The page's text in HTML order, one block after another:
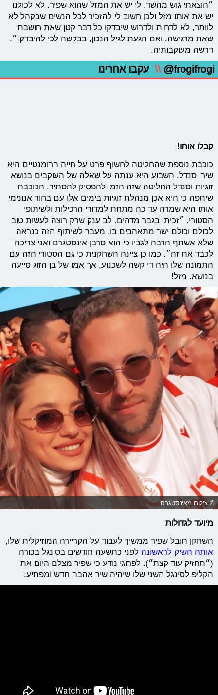
״הוצאתי גוש מהשד. לי יש את המזל שהוא שפיר. לא לכולנו
יש את אותו מזל ולכן חשוב לי להזכיר לכל הנשים שבקהל לא
לוותר, לא לדחות ולדרוש שיבדקו כל דבר קטן שאת חושבת
שאת מרגישה. ואם הגעת לגיל הנכון, בבקשה לכי להיבדק!״,
דרשה מעוקבותיה.
@frogifrogi
\\ עקבו אחרינו
קבלו אותו!
כוכבת נוספת שהחליטה לחשוף פרט על חייה הרומנטיים היא
שירן סנדל. השבוע היא ענתה על שאלה של העוקבים בנושא
זוגיות וסנדל החליטה שזה הזמן להפסיק להסתיר. הכוכבת
שיתפה כי היא אכן מנהלת זוגיות בימים אלו עם בחור אנונימי
אותו היא שמרה עד כה מתחת למדורי הרכילות ולשיתופי
הסטורי. ״זכיתי בגבר מדהים. לב ענק שרק רוצה לעשות טוב
לכולם וכולם ישר מתאהבים בו. מעבר לשיתוף הזה כנראה
שלא אשתף הרבה לגביו כי הוא סרבן אינסטגרם ואני צריכה
לכבד את זה״. כמו כן ציינה השחקנית כי גם הסטורי הזה עם
התמונה שלו היה די קשה לשכנוע, אך אמו של בן הזוג סייעה
בנושא. מזל!
© צילום מאינסטגרם
מיועד לגדולות
השחקן תובל שפיר ממשיך לעבוד על הקריירה המוזיקלית שלו,
אותה השיק לראשונה לפני כתשעה חודשים בסינגל בכורה
(״תחזיק עוד קצת״). לפרוגי נודע כי שפיר מצלם היום את
הקליפ לסינגל השני שלו שיהיה שיר אהבה חדש ומפתיע.